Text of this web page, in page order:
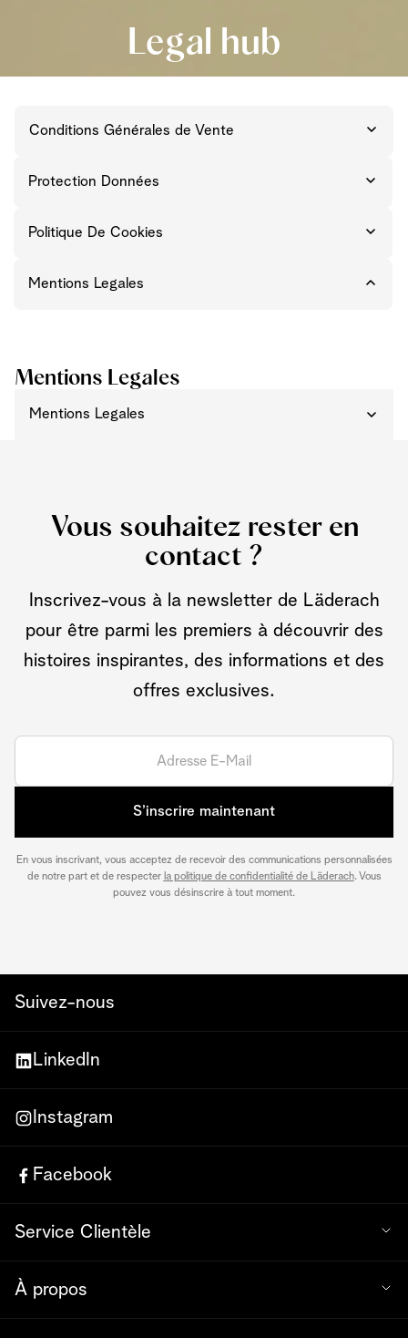
Legal hub
Conditions Générales de Vente
Protection Données
Politique De Cookies
Mentions Legales
Mentions Legales
Mentions Legales
Vous souhaitez rester en
contact ?
Inscrivez-vous à la newsletter de Läderach
pour être parmi les premiers à découvrir des
histoires inspirantes, des informations et des
offres exclusives.
S’inscrire maintenant
En vous inscrivant, vous acceptez de recevoir des communications personnalisées
de notre part et de respecter la politique de confidentialité de Läderach. Vous
pouvez vous désinscrire à tout moment.
Suivez-nous
LinkedIn
Instagram
Facebook
Service Clientèle
À propos